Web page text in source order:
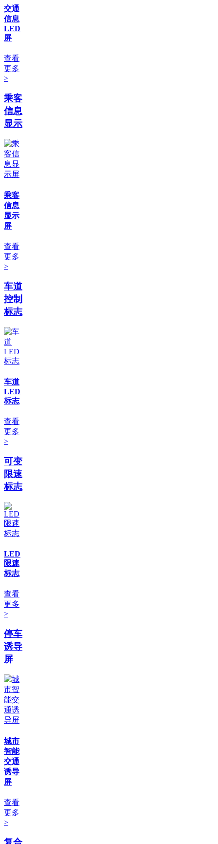
交通
信息
LED
屏
查看
更多
>
乘客
信息
显示
乘客
信息
显示
屏
查看
更多
>
车道
控制
标志
车道
LED
标志
查看
更多
>
可变
限速
标志
LED
限速
标志
查看
更多
>
停车
诱导
屏
城市
智能
交通
诱导
屏
查看
更多
>